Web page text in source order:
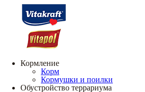
Кормление
Корм
Кормушки и поилки
Обустройство террариума